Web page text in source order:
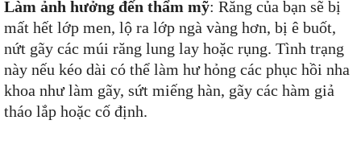
Làm ảnh hưởng đến thẩm mỹ: Răng của bạn sẽ bị
mất hết lớp men, lộ ra lớp ngà vàng hơn, bị ê buốt,
nứt gãy các múi răng lung lay hoặc rụng. Tình trạng
này nếu kéo dài có thể làm hư hỏng các phục hồi nha
khoa như làm gãy, sứt miếng hàn, gãy các hàm giả
tháo lắp hoặc cố định.